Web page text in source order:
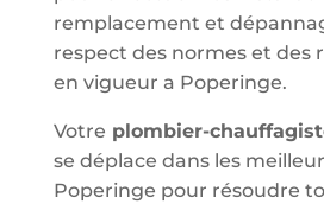
remplacement et
respect des normes et des
en vigueur a Poperinge.
Votre plombier-
se déplace dans les
Poperinge pour résoudre